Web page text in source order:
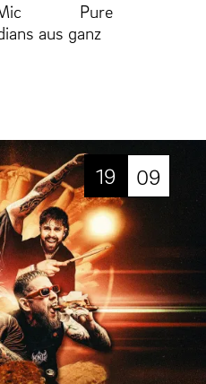
Mic Pure
aus ganz
19 09